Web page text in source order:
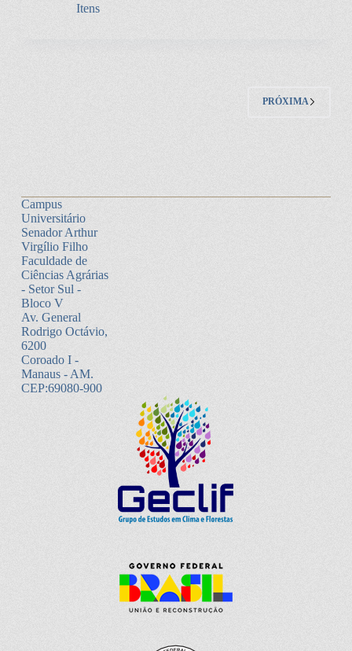
Itens
PRÓXIMA
Campus
Universitário
Senador Arthur
Virgílio Filho
Faculdade de
Ciências Agrárias
- Setor Sul -
Bloco V
Av. General
Rodrigo Octávio,
6200
Coroado I -
Manaus - AM.
CEP:69080-900